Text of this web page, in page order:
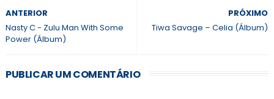
PRÓXIMO
Tiwa Savage – Celia (Álbum)
ANTERIOR
Nasty C - Zulu Man With Some
Power (Álbum)
PUBLICAR UM COMENTÁRIO